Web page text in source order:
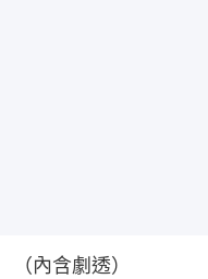
（內含劇透）